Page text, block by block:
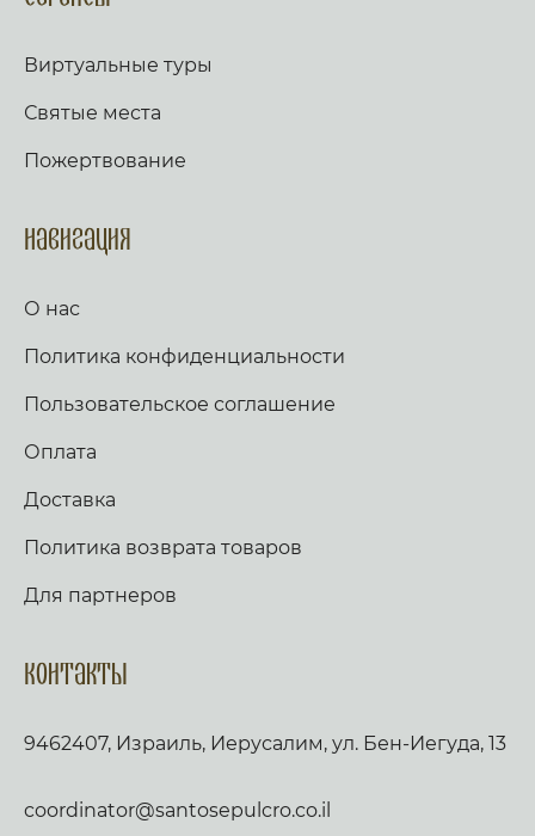
Виртуальные туры
Святые места
Пожертвование
Навигация
О нас
Политика конфиденциальности
Пользовательское соглашение
Оплата
Доставка
Политика возврата товаров
Для партнеров
Контакты
9462407, Израиль, Иерусалим, ул. Бен-Иегуда, 13
coordinator@santosepulcro.co.il